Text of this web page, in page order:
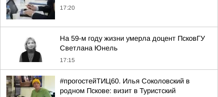
17:20
На 59-м году жизни умерла доцент ПсковГУ
Светлана Юнель
17:15
#прогостейТИЦ60. Илья Соколовский в
родном Пскове: визит в Туристский